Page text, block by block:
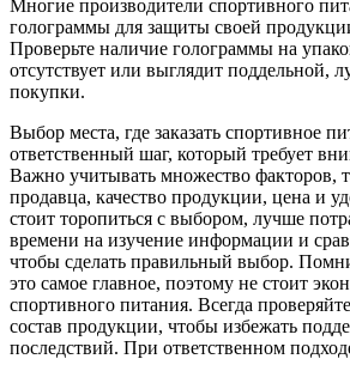
Многие производители спортивного
голограммы для защиты своей
Проверьте наличие голограммы на
отсутствует или выглядит поддельной,
покупки.
Выбор места, где заказать спортивное
ответственный шаг, который требует
Важно учитывать множество факторов,
продавца, качество продукции, цена и
стоит торопиться с выбором, лучше
времени на изучение информации и
чтобы сделать правильный выбор.
это самое главное, поэтому не стоит
спортивного питания. Всегда
состав продукции, чтобы избежать
последствий. При ответственном